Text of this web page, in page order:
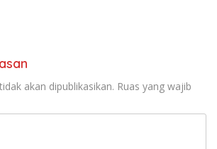
akan dipublikasikan. Ruas yang wajib